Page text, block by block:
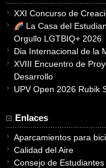
XXI Concurso de
La Casa del
Orgullo LGTBIQ+ 2026
Dia Internacional de la
XVIII Encuentro de
Desarrollo
UPV Open 2026 Rubik
Enlaces
Aparcamientos para
Calidad del Aire
Consejo de Estudiantes